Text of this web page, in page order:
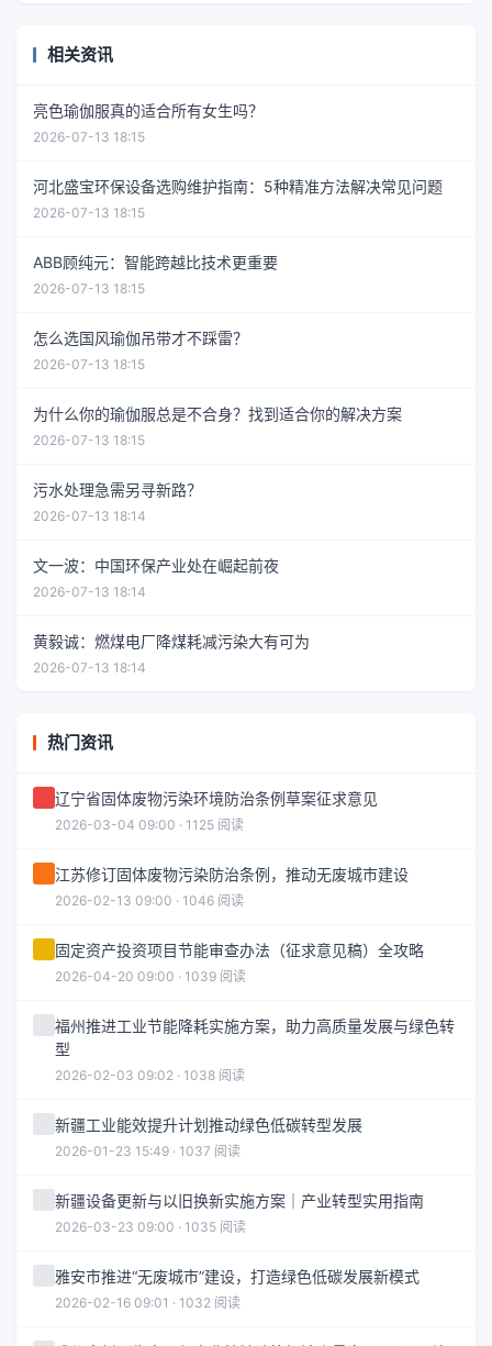
相关资讯
亮色瑜伽服真的适合所有女生吗？
2026-07-13 18:15
河北盛宝环保设备选购维护指南：5种精准方法解决常见问题
2026-07-13 18:15
ABB顾纯元：智能跨越比技术更重要
2026-07-13 18:15
怎么选国风瑜伽吊带才不踩雷？
2026-07-13 18:15
为什么你的瑜伽服总是不合身？找到适合你的解决方案
2026-07-13 18:15
污水处理急需另寻新路？
2026-07-13 18:14
文一波：中国环保产业处在崛起前夜
2026-07-13 18:14
黄毅诚：燃煤电厂降煤耗减污染大有可为
2026-07-13 18:14
热门资讯
辽宁省固体废物污染环境防治条例草案征求意见
2026-03-04 09:00 · 1125 阅读
江苏修订固体废物污染防治条例，推动无废城市建设
2026-02-13 09:00 · 1046 阅读
固定资产投资项目节能审查办法（征求意见稿）全攻略
2026-04-20 09:00 · 1039 阅读
福州推进工业节能降耗实施方案，助力高质量发展与绿色转
型
2026-02-03 09:02 · 1038 阅读
新疆工业能效提升计划推动绿色低碳转型发展
2026-01-23 15:49 · 1037 阅读
新疆设备更新与以旧换新实施方案｜产业转型实用指南
2026-03-23 09:00 · 1035 阅读
雅安市推进“无废城市”建设，打造绿色低碳发展新模式
2026-02-16 09:01 · 1032 阅读